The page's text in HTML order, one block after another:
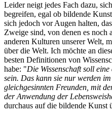
Leider neigt jedes Fach dazu,
begreifen, egal ob bildende
sich jedoch vor Augen halten,
Zweige sind, von denen es noch
anderen Kulturen unserer Welt,
über die Welt. Ich möchte an
besten Definitionen von
habe: "Die Wissenschaft soll
sein. Das kann sie nur werden
gleichgesinnten Freunden, mit
der Anwendung der
durchaus auf die bildende Kunst